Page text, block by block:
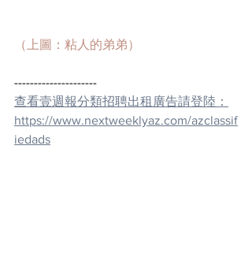
（上圖：粘人的弟弟）
---------------------
查看壹週報分類招聘出租廣告請登陸：
https://www.nextweeklyaz.com/azclassif
iedads